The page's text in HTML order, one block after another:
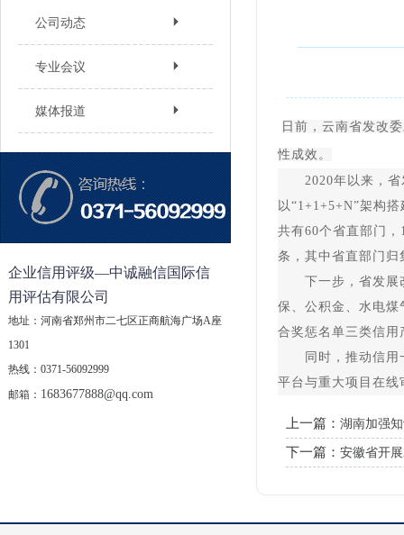
公司动态
专业会议
媒体报道
企业信用评级—中诚融信国际信
用评估有限公司
地址：河南省郑州市二七区正商航海广场A座
1301
热线：0371-56092999
邮箱： 1683677888@qq.com
日前，云南省发改
性成效。
2020年以来，省发
以“1+1+5+N”架构
共有60个省直部门
条，其中省直部门归
下一步，省发展改
保、公积金、水电
合奖惩名单三类信
同时，推动信用一
平台与重大项目在
上一篇： 湖南加强
下一篇： 安徽省开